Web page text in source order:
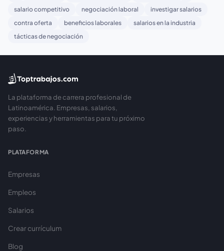
salario competitivo
negociación laboral
investigar salarios
contra oferta
beneficios laborales
salarios en la industria
tácticas de negociación
La plataforma de carrera profesional de
Latinoamérica. Empresas, salarios,
experiencias y herramientas para tu próximo
paso.
PLATAFORMA
Empresas
Empleos
Salarios
Crear currículum
Blog